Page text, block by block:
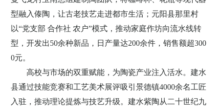
型融入傣陶，让古老技艺走进都市生活；元阳县那里村
以“党支部 合作社 农户”模式，推动家庭作坊向流水线转
型，开发出50余种新品，日产量达200余件，销售额超300
0元。
高校与市场的双重赋能，为陶瓷产业注入活水。建水
县通过技能竞赛和工艺美术展评吸引景德镇4000余名工匠
入驻，推动理论提炼与技艺升级。建水紫陶从二十世纪九